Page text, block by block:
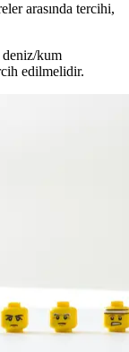
arasında tercihi,
deniz/kum
edilmelidir.